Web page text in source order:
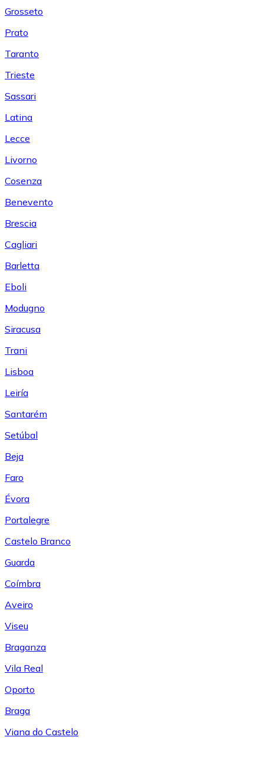
Grosseto
Prato
Taranto
Trieste
Sassari
Latina
Lecce
Livorno
Cosenza
Benevento
Brescia
Cagliari
Barletta
Eboli
Modugno
Siracusa
Trani
Lisboa
Leiría
Santarém
Setúbal
Beja
Faro
Évora
Portalegre
Castelo Branco
Guarda
Coímbra
Aveiro
Viseu
Braganza
Vila Real
Oporto
Braga
Viana do Castelo